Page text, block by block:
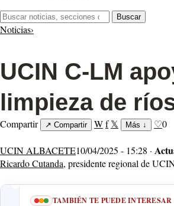
Buscar:
Buscar
Noticias›
UCIN C-LM
limpieza de
Compartir ↗ Compartir Wf 𝕏 Más ↓ ♡0
UCIN ALBACETE10/04/2025 - 15:28 ·
Ricardo Cutanda, presidente regional de
TAMBIÉN TE PUEDE INTERESAR